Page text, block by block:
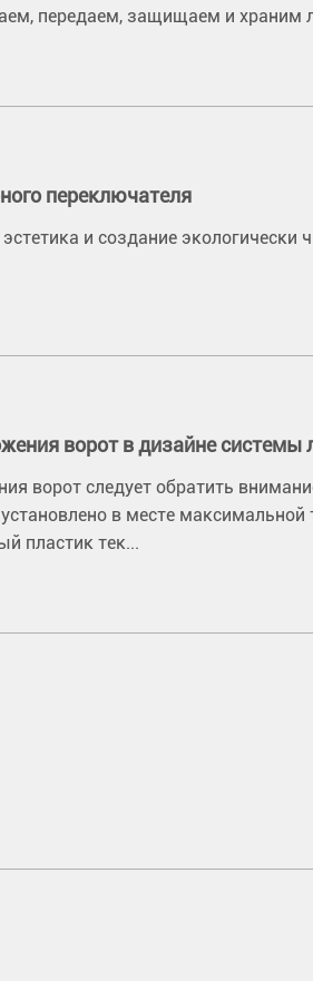
передаем, защищаем и
переключателя
и создание экологически
ворот в дизайне
ворот следует обратить
в месте
пластик тек...